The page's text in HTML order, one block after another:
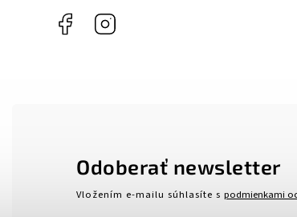
Facebook
Odoberať newsletter
Vložením e-mailu súhlasíte s podmienkami